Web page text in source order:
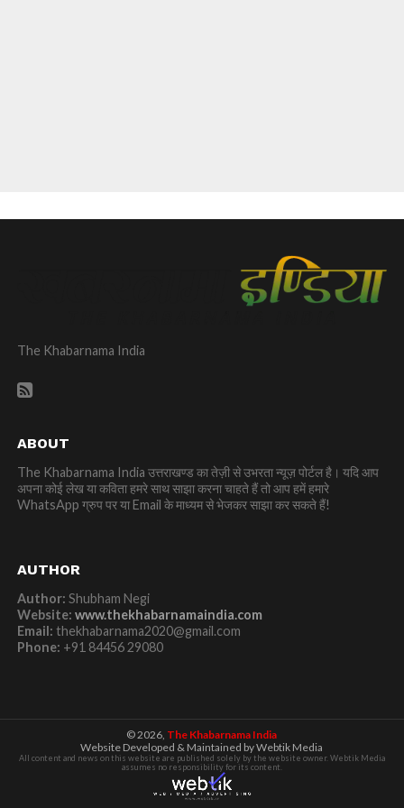
The Khabarnama India
ABOUT
The Khabarnama India उत्तराखण्ड का तेज़ी से उभरता न्यूज़ पोर्टल है। यदि आप
अपना कोई लेख या कविता हमरे साथ साझा करना चाहते हैं तो आप हमें हमारे
WhatsApp ग्रुप पर या Email के माध्यम से भेजकर साझा कर सकते हैं!
AUTHOR
Author: Shubham Negi
Website: www.thekhabarnamaindia.com
Email: thekhabarnama2020@gmail.com
Phone: +91 84456 29080
© 2026, The Khabarnama India
Website Developed & Maintained by Webtik Media
All content and news on this website are published solely by the website owner. Webtik Media
assumes no responsibility for its content.